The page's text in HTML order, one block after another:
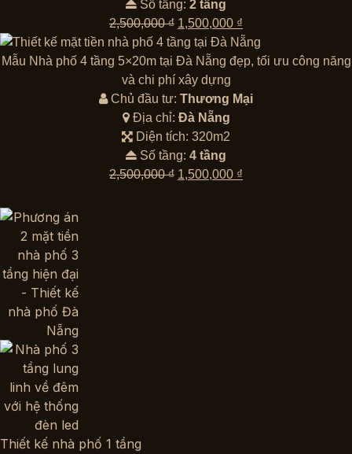
Số tầng: 2 tầng
2,500,000₫ Giá
gốc
là:
2,500,000 ₫.
1,500,000 ₫
hiện
tại
1,500,000 ₫.
Mẫu Nhà phố 4 tầng 5×20m tại Đà Nẵng đẹp, tối ưu công năng
và chi phí xây dựng
Chủ đầu tư: Thương Mại
Địa chỉ: Đà Nẵng
Diện tích: 320m2
Số tầng: 4 tầng
2,500,000₫ Giá
1,500,000 ₫
Thiết kế nhà phố 1 tầng